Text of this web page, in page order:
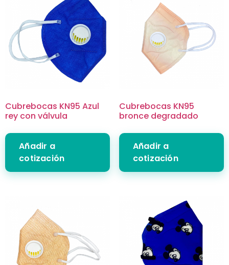
Cubrebocas KN95 Azul
rey con válvula
Añadir a
cotización
Cubrebocas KN95
bronce degradado
Añadir a
cotización